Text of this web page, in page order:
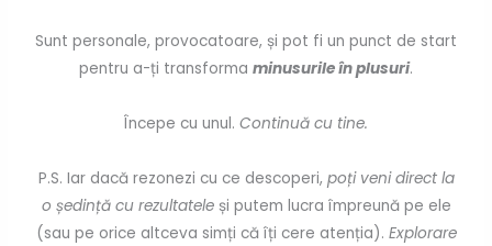
Sunt personale, provocatoare, și pot fi un punct de start
pentru a-ți transforma minusurile în plusuri.
Începe cu unul. Continuă cu tine.
P.S. Iar dacă rezonezi cu ce descoperi, poți veni direct la
o ședință cu rezultateleși putem lucra împreună pe ele
(sau pe orice altceva simți că îți cere atenția). Explorare